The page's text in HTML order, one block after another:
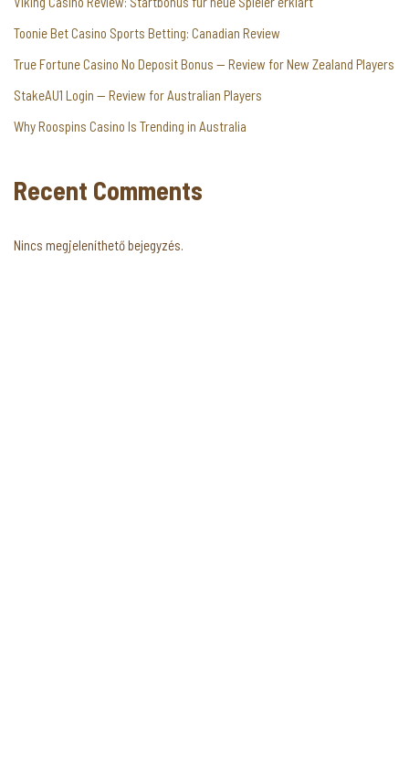
Toonie Bet Casino Sports Betting: Canadian Review
True Fortune Casino No Deposit Bonus — Review for New Zealand Players
StakeAU1 Login — Review for Australian Players
Why Roospins Casino Is Trending in Australia
Recent Comments
Nincs megjeleníthető bejegyzés.